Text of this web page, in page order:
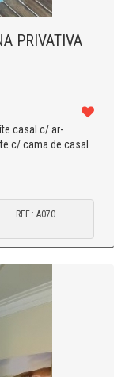
PRIVATIVA
casal c/ ar-
c/ cama de casal
REF.: A070